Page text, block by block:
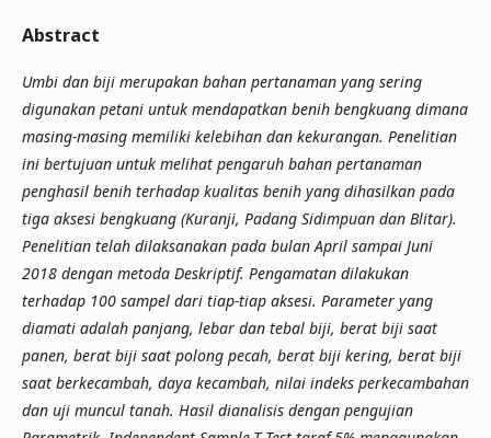
Abstract
Umbi dan biji merupakan bahan pertanaman yang sering
digunakan petani untuk mendapatkan benih bengkuang dimana
masing-masing memiliki kelebihan dan kekurangan. Penelitian
ini bertujuan untuk melihat pengaruh bahan pertanaman
penghasil benih terhadap kualitas benih yang dihasilkan pada
tiga aksesi bengkuang (Kuranji, Padang Sidimpuan dan Blitar).
Penelitian telah dilaksanakan pada bulan April sampai Juni
2018 dengan metoda Deskriptif. Pengamatan dilakukan
terhadap 100 sampel dari tiap-tiap aksesi. Parameter yang
diamati adalah panjang, lebar dan tebal biji, berat biji saat
panen, berat biji saat polong pecah, berat biji kering, berat biji
saat berkecambah, daya kecambah, nilai indeks perkecambahan
dan uji muncul tanah. Hasil dianalisis dengan pengujian